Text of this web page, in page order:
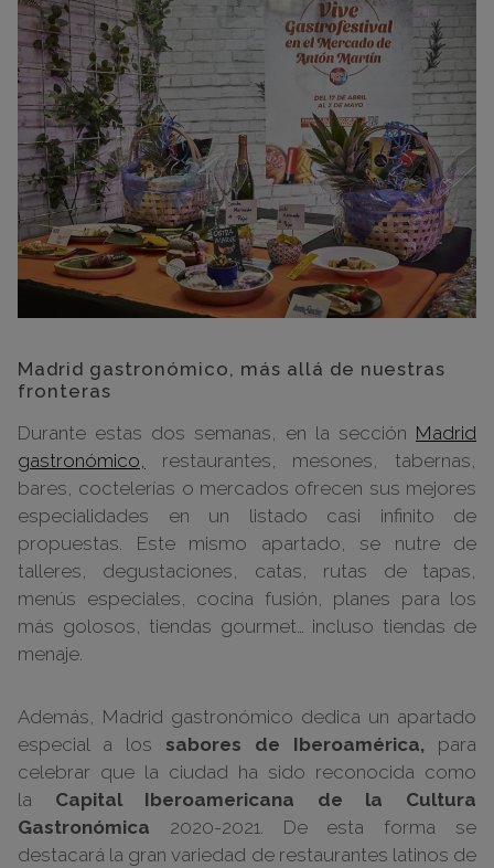
Madrid gastronómico, más allá de nuestras
fronteras
Durante estas dos semanas, en la sección Madrid
gastronómico,
restaurantes, mesones, tabernas,
bares, coctelerías o mercados ofrecen sus mejores
especialidades en un listado casi infinito de
propuestas. Este mismo apartado, se nutre de
talleres, degustaciones, catas, rutas de tapas,
menús especiales, cocina fusión, planes para los
más golosos, tiendas gourmet… incluso tiendas de
menaje.
Además, Madrid gastronómico dedica un apartado
especial a los sabores de Iberoamérica, para
celebrar que la ciudad ha sido reconocida como
la Capital Iberoamericana de la Cultura
Gastronómica 2020-2021. De esta forma se
destacará la gran variedad de restaurantes latinos de